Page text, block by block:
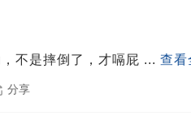
不是摔倒了，才嗝屁 ... 查看
分享